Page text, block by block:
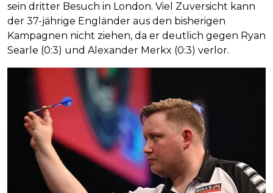
sein dritter Besuch in London. Viel Zuversicht kann
der 37-jährige Engländer aus den bisherigen
Kampagnen nicht ziehen, da er deutlich gegen Ryan
Searle (0:3) und Alexander Merkx (0:3) verlor.